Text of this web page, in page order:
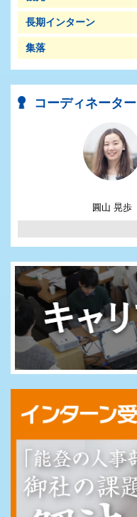
長期インターン
集落
コーディネーター
圓山 晃歩